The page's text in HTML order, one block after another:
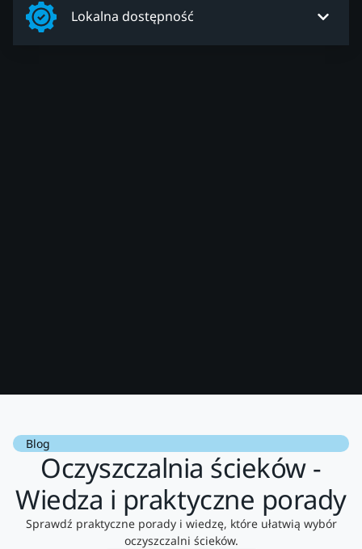
Lokalna dostępność
Blog
Oczyszczalnia ścieków -
Wiedza i praktyczne porady
Sprawdź praktyczne porady i wiedzę, które ułatwią wybór
oczyszczalni ścieków.